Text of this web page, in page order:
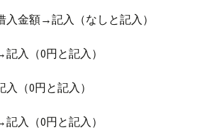
入金額→記入（なしと記入）
入（0円と記入）
（0円と記入）
入（0円と記入）